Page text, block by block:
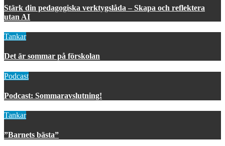
Stärk din pedagogiska verktygslåda – Skapa och reflektera
utan AI
Tankar
Det är sommar på förskolan
Podcast
Podcast: Sommaravslutning!
Tankar
”Barnets bästa”